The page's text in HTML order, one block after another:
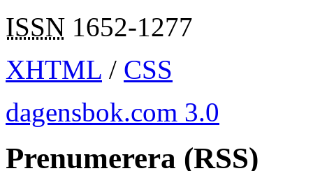
ISSN 1652-1277
XHTML / CSS
dagensbok.com 3.0
Prenumerera (RSS)